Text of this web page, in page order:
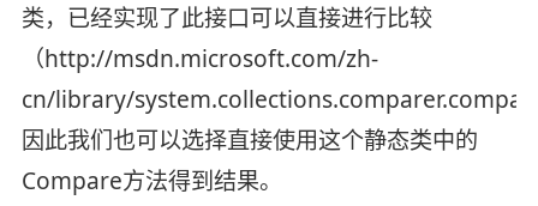
类，已经实现了此接口可以直接进行比较
（http://msdn.microsoft.com/zh-
cn/library/
因此我们也可以选择直接使用这个静态类中的
Compare方法得到结果。